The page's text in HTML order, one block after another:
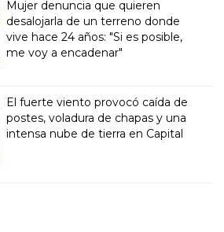
Mujer denuncia que quieren
desalojarla de un terreno donde
vive hace 24 años: "Si es posible,
me voy a encadenar"
El fuerte viento provocó caída de
postes, voladura de chapas y una
intensa nube de tierra en Capital